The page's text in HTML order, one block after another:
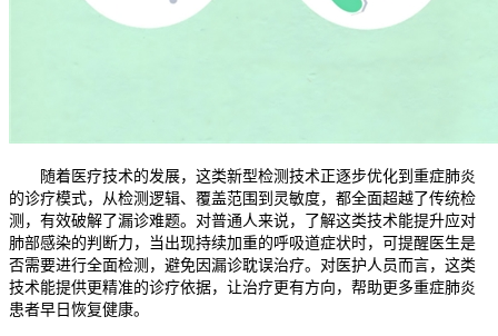
随着医疗技术的发展，这类新型检测技术正逐步优化到重症肺炎
的诊疗模式，从检测逻辑、覆盖范围到灵敏度，都全面超越了传统检
测，有效破解了漏诊难题。对普通人来说，了解这类技术能提升应对
肺部感染的判断力，当出现持续加重的呼吸道症状时，可提醒医生是
否需要进行全面检测，避免因漏诊耽误治疗。对医护人员而言，这类
技术能提供更精准的诊疗依据，让治疗更有方向，帮助更多重症肺炎
患者早日恢复健康。